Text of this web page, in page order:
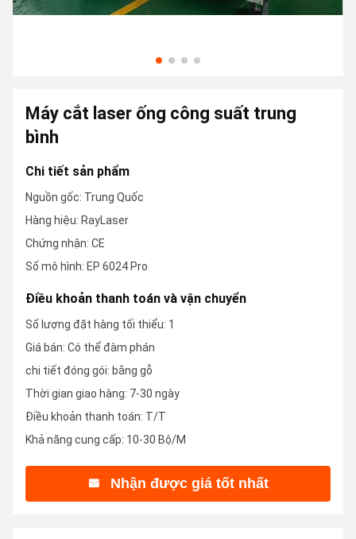
Máy cắt laser ống công suất trung
bình
Chi tiết sản phẩm
Nguồn gốc: Trung Quốc
Hàng hiệu: RayLaser
Chứng nhận: CE
Số mô hình: EP 6024 Pro
Điều khoản thanh toán và vận chuyển
Số lượng đặt hàng tối thiểu: 1
Giá bán: Có thể đàm phán
chi tiết đóng gói: bằng gỗ
Thời gian giao hàng: 7-30 ngày
Điều khoản thanh toán: T/T
Khả năng cung cấp: 10-30 Bộ/M
Nhận được giá tốt nhất